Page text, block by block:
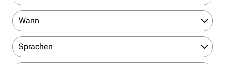
Wann
Sprachen